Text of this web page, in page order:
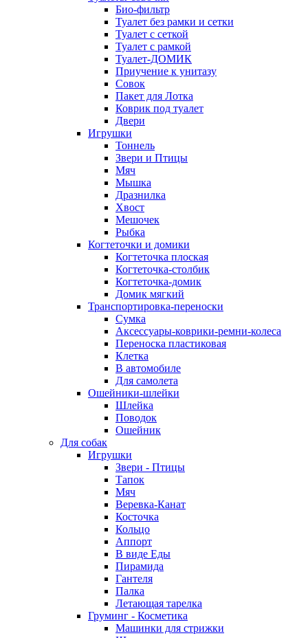
Био-фильтр
Туалет без рамки и сетки
Туалет с сеткой
Туалет с рамкой
Туалет-ДОМИК
Приучение к унитазу
Совок
Пакет для Лотка
Коврик под туалет
Двери
Игрушки
Тоннель
Звери и Птицы
Мяч
Мышка
Дразнилка
Хвост
Мешочек
Рыбка
Когтеточки и домики
Когтеточка плоская
Когтеточка-столбик
Когтеточка-домик
Домик мягкий
Транспортировка-переноски
Сумка
Аксессуары-коврики-ремни-колеса
Переноска пластиковая
Клетка
В автомобиле
Для самолета
Ошейники-шлейки
Шлейка
Поводок
Ошейник
Для собак
Игрушки
Звери - Птицы
Тапок
Мяч
Веревка-Канат
Косточка
Кольцо
Аппорт
В виде Еды
Пирамида
Гантеля
Палка
Летающая тарелка
Груминг - Косметика
Машинки для стрижки